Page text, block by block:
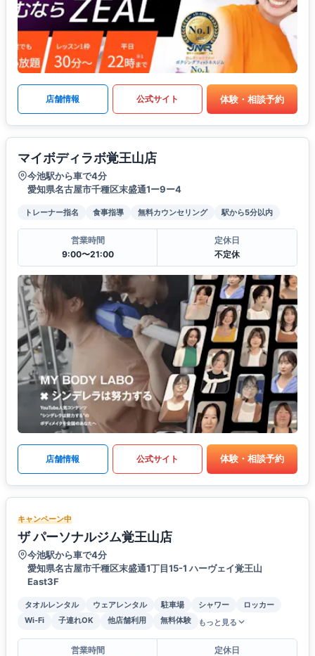
店舗情報 公式サイト 体験・相談予約
マイボディラボ覚王山店
今池駅から車で4分
愛知県名古屋市千種区末盛通1ー9ー4
トレーナー指名 食事指導 無料カウンセリング 駅から5分以内
営業時間
9:00〜21:00
定休日
不定休
店舗情報 公式サイト 体験・相談予約
キャンペーン中
ザ パーソナルジム覚王山店
今池駅から車で4分
愛知県名古屋市千種区末盛通1丁目15-1 ハーヴェイ覚王山
East3F
タオルレンタル ウェアレンタル 駐車場 シャワー
ロッカー
Wi-Fi
子連れOK 他店舗利用 無料体験 もっと見る
営業時間
定休日